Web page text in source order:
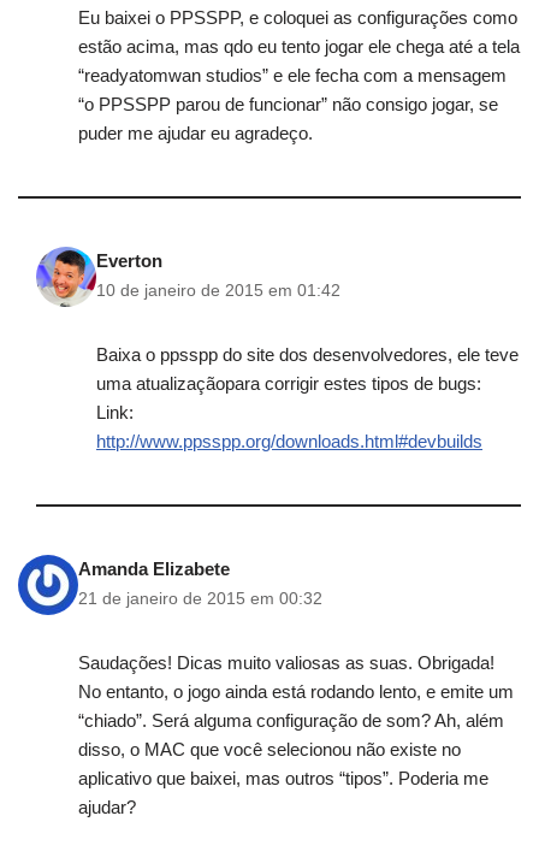
Eu baixei o PPSSPP, e coloquei as configurações como
estão acima, mas qdo eu tento jogar ele chega até a tela
“readyatomwan studios” e ele fecha com a mensagem
“o PPSSPP parou de funcionar” não consigo jogar, se
puder me ajudar eu agradeço.
Everton
10 de janeiro de 2015 em 01:42
Baixa o ppsspp do site dos desenvolvedores, ele teve
uma atualizaçãopara corrigir estes tipos de bugs:
Link:
http://www.ppsspp.org/downloads.html#devbuilds
Amanda Elizabete
21 de janeiro de 2015 em 00:32
Saudações! Dicas muito valiosas as suas. Obrigada!
No entanto, o jogo ainda está rodando lento, e emite um
“chiado”. Será alguma configuração de som? Ah, além
disso, o MAC que você selecionou não existe no
aplicativo que baixei, mas outros “tipos”. Poderia me
ajudar?